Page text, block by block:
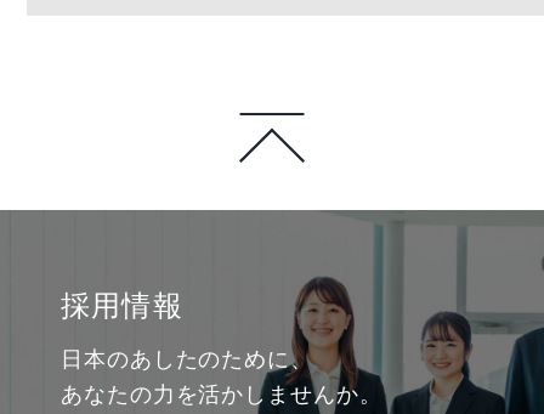
採用情報
日本のあしたのために、
あなたの力を活かしませんか。